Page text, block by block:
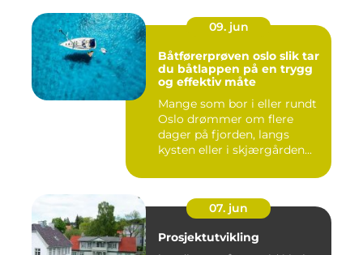
09. jun
Båtførerprøven oslo slik tar
du båtlappen på en trygg
og effektiv måte
Mange som bor i eller rundt
Oslo drømmer om flere
dager på fjorden, langs
kysten eller i skjærgården...
07. jun
Prosjektutvikling